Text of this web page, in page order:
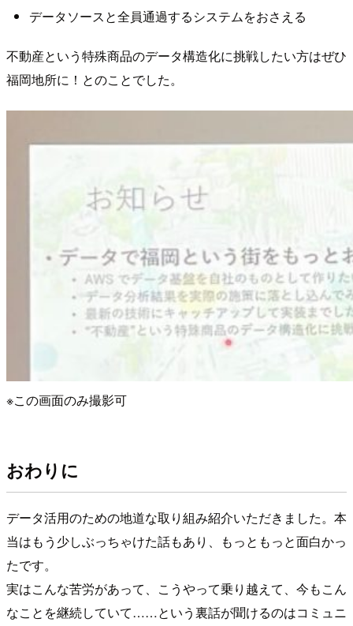
データソースと全員通過するシステムをおさえる
不動産という特殊商品のデータ構造化に挑戦したい方はぜひ
福岡地所に！とのことでした。
※この画面のみ撮影可
おわりに
データ活用のための地道な取り組み紹介いただきました。本
当はもう少しぶっちゃけた話もあり、もっともっと面白かっ
たです。
実はこんな苦労があって、こうやって乗り越えて、今もこん
なことを継続していて……という裏話が聞けるのはコミュニ